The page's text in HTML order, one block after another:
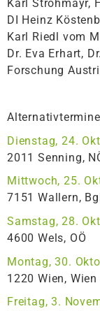
Karl Strohmayr,
DI Heinz
Karl Riedl vom
Dr. Eva Erhart,
Forschung
Dienstag, 24.
2011 Senning,
Mittwoch, 25.
7151 Wallern,
Samstag, 28.
4600 Wels, OÖ
Montag, 30.
1220 Wien, Wien
Freitag, 3.